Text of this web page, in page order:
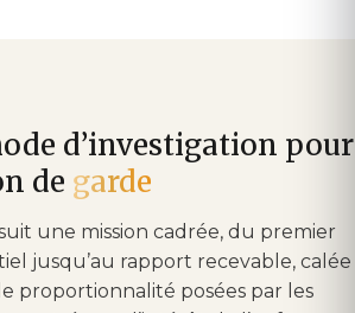
d’investigation pour
de garde
une mission cadrée, du premier
jusqu’au rapport recevable, calée
proportionnalité posées par les